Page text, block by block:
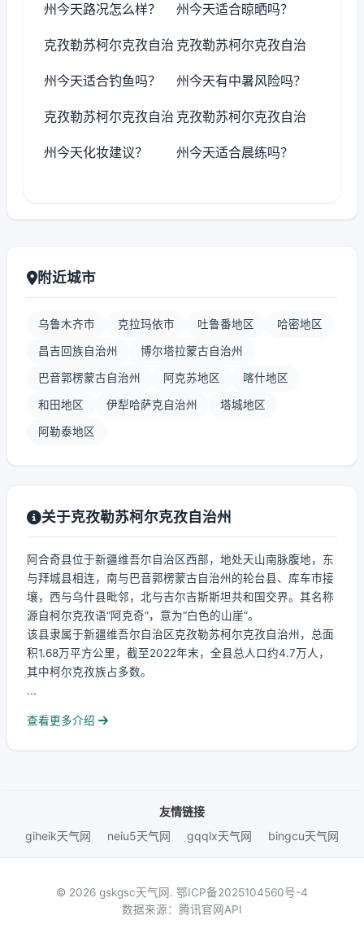
州今天路况怎么样？ 州今天适合晾晒吗？
克孜勒苏柯尔克孜自治
州今天适合钓鱼吗？
克孜勒苏柯尔克孜自治
州今天有中暑风险吗？
克孜勒苏柯尔克孜自治
州今天化妆建议？
克孜勒苏柯尔克孜自治
州今天适合晨练吗？
附近城市
乌鲁木齐市 克拉玛依市 吐鲁番地区 哈密地区
昌吉回族自治州 博尔塔拉蒙古自治州
巴音郭楞蒙古自治州 阿克苏地区 喀什地区
和田地区 伊犁哈萨克自治州 塔城地区
阿勒泰地区
关于克孜勒苏柯尔克孜自治州
阿合奇县位于新疆维吾尔自治区西部，地处天山南脉腹地，东
与拜城县相连，南与巴音郭楞蒙古自治州的轮台县、库车市接
壤，西与乌什县毗邻，北与吉尔吉斯斯坦共和国交界。其名称
源自柯尔克孜语“阿克奇”，意为“白色的山崖”。
该县隶属于新疆维吾尔自治区克孜勒苏柯尔克孜自治州，总面
积1.68万平方公里，截至2022年末，全县总人口约4.7万人，
其中柯尔克孜族占多数。
...
查看更多介绍
友情链接
giheik天气网
neiu5天气网 gqqlx天气网 bingcu天气网
© 2026 gskgsc天气网. 鄂ICP备2025104560号-4
数据来源：腾讯官网API